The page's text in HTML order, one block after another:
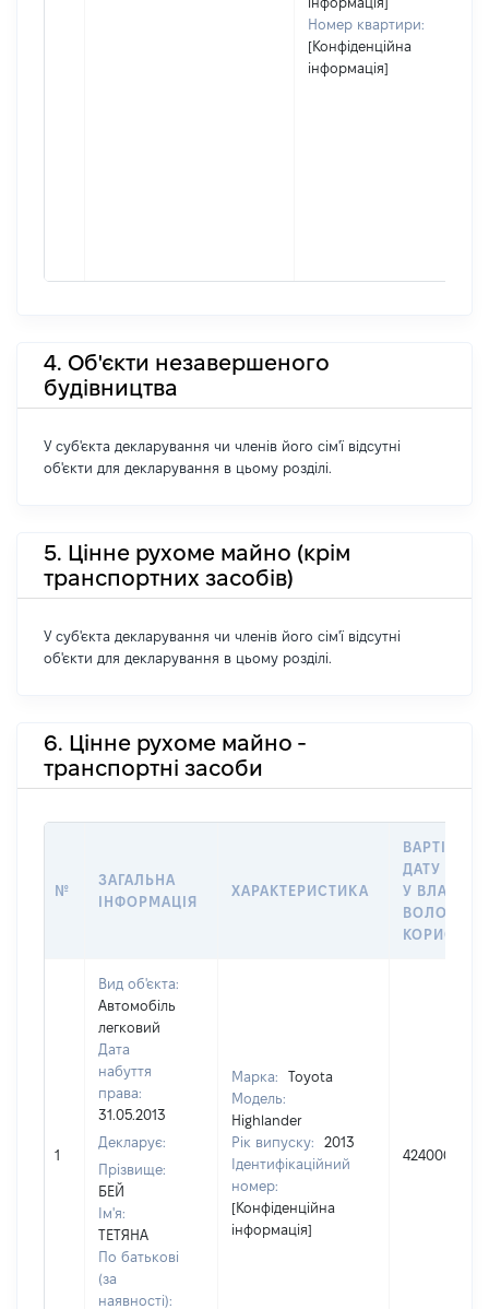
Номер квартири:
[Конфіденційна
інформація]
4. Об'єкти незавершеного
будівництва
У суб'єкта декларування чи членів його сім'ї відсутні
об'єкти для декларування в цьому розділі.
5. Цінне рухоме майно (крім
транспортних засобів)
У суб'єкта декларування чи членів його сім'ї відсутні
об'єкти для декларування в цьому розділі.
6. Цінне рухоме майно -
транспортні засоби
№
ЗАГАЛЬНА
ІНФОРМАЦІЯ
ХАРАКТЕРИСТИКА
ВАРТІСТЬ
ДАТУ
У
1
Вид об'єкта:
Автомобіль
легковий
Дата
набуття
права:
31.05.2013
Декларує:
Прізвище:
БЕЙ
Ім'я:
ТЕТЯНА
По батькові
(за
наявності):
Марка:
Toyota
Модель:
Highlander
Рік випуску:
2013
Ідентифікаційний
номер:
[Конфіденційна
інформація]
424000